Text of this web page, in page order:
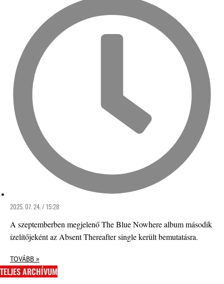
2025. 07. 24. / 15:28
A szeptemberben megjelenő The Blue Nowhere album második
ízelítőjeként az Absent Thereafter single került bemutatásra.
TOVÁBB »
TELJES ARCHÍVUM